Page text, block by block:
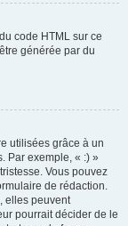
code HTML sur ce
générée par du
utilisées grâce à un
Par exemple, « :) »
Vous pouvez
de rédaction.
elles peuvent
pourrait décider de le